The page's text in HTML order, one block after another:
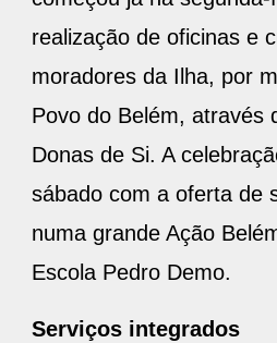
realização de oficinas e
moradores da Ilha, por
Povo do Belém, através
Donas de Si. A
sábado com a oferta de
numa grande Ação
Escola Pedro Demo.
Serviços integrados